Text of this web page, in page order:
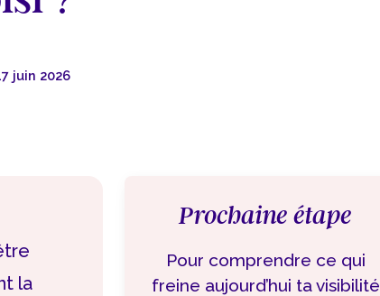
juin 2026
la
Prochaine étape
Pour comprendre ce qui
freine aujourd’hui ta visibilité